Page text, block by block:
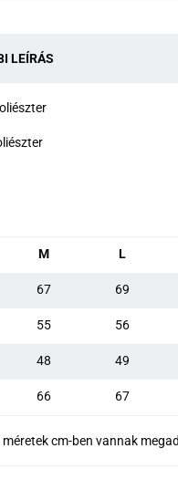
LEÍRÁS
M L
67 69
55 56
48 49
66 67
cm-ben vannak